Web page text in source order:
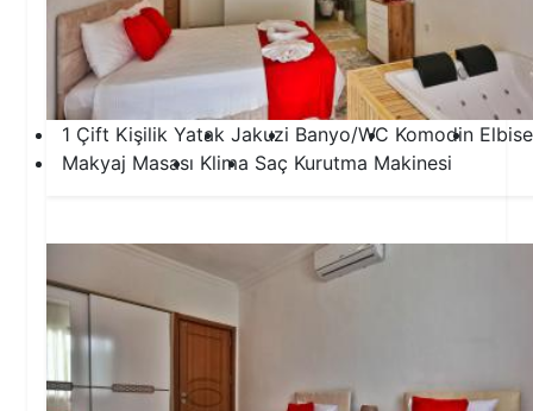
1 Çift Kişilik Yatak Jakuzi Banyo/WC Komodin
Makyaj Masası Klima Saç Kurutma Makinesi